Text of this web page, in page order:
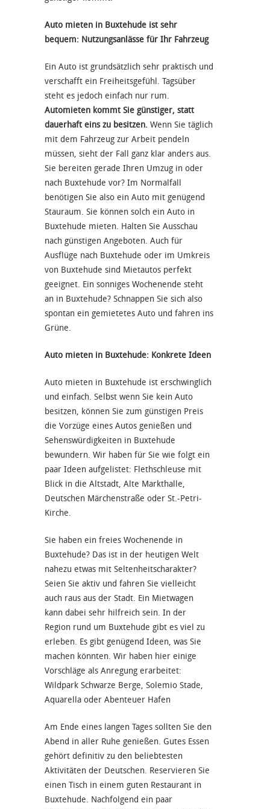
Auto mieten in Buxtehude ist sehr
bequem: Nutzungsanlässe für Ihr Fahrzeug
Ein Auto ist grundsätzlich sehr praktisch und
verschafft ein Freiheitsgefühl. Tagsüber
steht es jedoch einfach nur rum.
Automieten kommt Sie günstiger, statt
dauerhaft eins zu besitzen. Wenn Sie täglich
mit dem Fahrzeug zur Arbeit pendeln
müssen, sieht der Fall ganz klar anders aus.
Sie bereiten gerade Ihren Umzug in oder
nach Buxtehude vor? Im Normalfall
benötigen Sie also ein Auto mit genügend
Stauraum. Sie können solch ein Auto in
Buxtehude mieten. Halten Sie Ausschau
nach günstigen Angeboten. Auch für
Ausflüge nach Buxtehude oder im Umkreis
von Buxtehude sind Mietautos perfekt
geeignet. Ein sonniges Wochenende steht
an in Buxtehude? Schnappen Sie sich also
spontan ein gemietetes Auto und fahren ins
Grüne.
Auto mieten in Buxtehude: Konkrete Ideen
Auto mieten in Buxtehude ist erschwinglich
und einfach. Selbst wenn Sie kein Auto
besitzen, können Sie zum günstigen Preis
die Vorzüge eines Autos genießen und
Sehenswürdigkeiten in Buxtehude
bewundern. Wir haben für Sie wie folgt ein
paar Ideen aufgelistet: Flethschleuse mit
Blick in die Altstadt, Alte Markthalle,
Deutschen Märchenstraße oder St.-Petri-
Kirche.
Sie haben ein freies Wochenende in
Buxtehude? Das ist in der heutigen Welt
nahezu etwas mit Seltenheitscharakter?
Seien Sie aktiv und fahren Sie vielleicht
auch raus aus der Stadt. Ein Mietwagen
kann dabei sehr hilfreich sein. In der
Region rund um Buxtehude gibt es viel zu
erleben. Es gibt genügend Ideen, was Sie
machen könnten. Wir haben hier einige
Vorschläge als Anregung erarbeitet:
Wildpark Schwarze Berge, Solemio Stade,
Aquarella oder Abenteuer Hafen
Am Ende eines langen Tages sollten Sie den
Abend in aller Ruhe genießen. Gutes Essen
gehört definitiv zu den beliebtesten
Aktivitäten der Deutschen. Reservieren Sie
einen Tisch in einem guten Restaurant in
Buxtehude. Nachfolgend ein paar